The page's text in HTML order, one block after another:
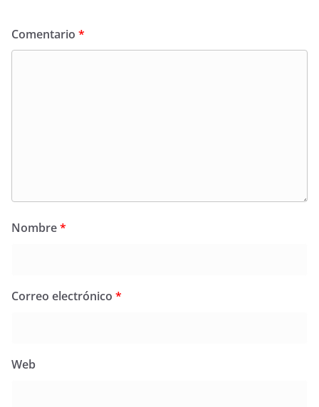
Comentario *
Nombre*
Correo electrónico *
Web